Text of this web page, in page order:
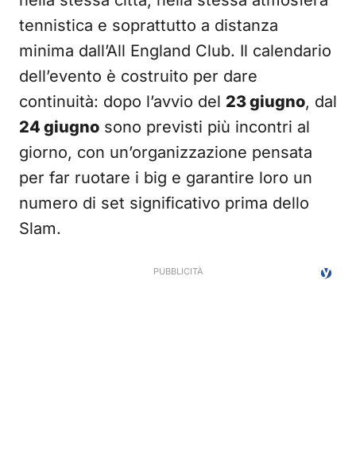
tennistica e soprattutto a distanza
minima dall’All England Club. Il calendario
dell’evento è costruito per dare
continuità: dopo l’avvio del 23 giugno, dal
24 giugno sono previsti più incontri al
giorno, con un’organizzazione pensata
per far ruotare i big e garantire loro un
numero di set significativo prima dello
Slam.